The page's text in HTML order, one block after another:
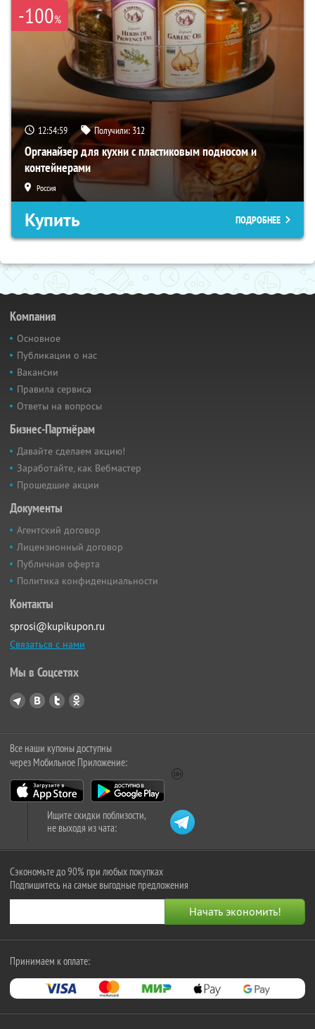
-100%
12:54:58 Получили: 312
Органайзер для кухни с пластиковым подносом и
контейнерами
Россия
Купить ПОДРОБНЕЕ
Компания
Основное
Публикации о нас
Вакансии
Правила сервиса
Ответы на вопросы
Бизнес-Партнёрам
Давайте сделаем акцию!
Заработайте, как Вебмастер
Прошедшие акции
Документы
Агентский договор
Лицензионный договор
Публичная оферта
Политика конфиденциальности
Контакты
sprosi@kupikupon.ru
Связаться с нами
Мы в Соцсетях
Все наши купоны доступны
через Мобильное Приложение:
Ищите скидки поблизости,
не выходя из чата:
Сэкономьте до 90% при любых покупках
Подпишитесь на самые выгодные предложения
Принимаем к оплате: